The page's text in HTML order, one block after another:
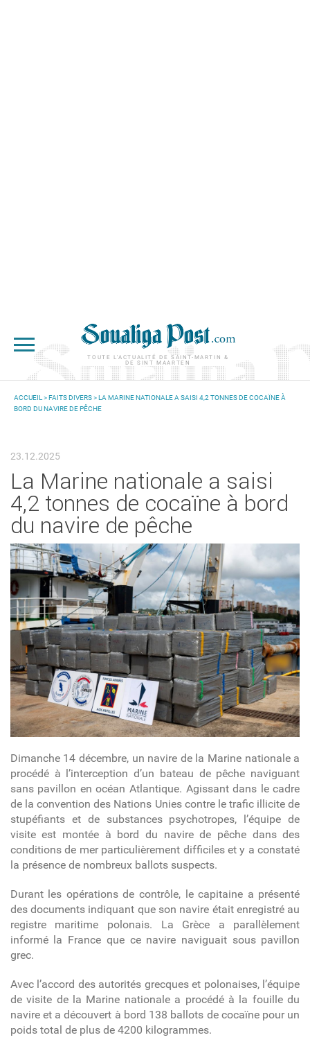
TOUTE L'ACTUALITÉ DE SAINT-MARTIN &
DE SINT MAARTEN
VOUS ÊTES ICI
ACCUEIL >FAITS DIVERS> LA MARINE NATIONALE A SAISI 4,2 TONNES DE COCAÏNE À
BORD DU NAVIRE DE PÊCHE
23.12.2025
La Marine nationale a saisi
4,2 tonnes de cocaïne à bord
du navire de pêche
Dimanche 14 décembre, un navire de la Marine nationale a
procédé à l’interception d’un bateau de pêche naviguant
sans pavillon en océan Atlantique. Agissant dans le cadre
de la convention des Nations Unies contre le trafic illicite de
stupéfiants et de substances psychotropes, l’équipe de
visite est montée à bord du navire de pêche dans des
conditions de mer particulièrement difficiles et y a constaté
la présence de nombreux ballots suspects.
Durant les opérations de contrôle, le capitaine a présenté
des documents indiquant que son navire était enregistré au
registre maritime polonais. La Grèce a parallèlement
informé la France que ce navire naviguait sous pavillon
grec.
Avec l’accord des autorités grecques et polonaises, l’équipe
de visite de la Marine nationale a procédé à la fouille du
navire et a découvert à bord 138 ballots de cocaïne pour un
poids total de plus de 4200 kilogrammes.